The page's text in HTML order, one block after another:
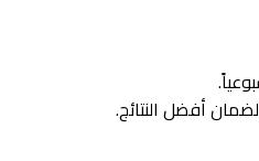
لضمان أفضل النتائج.